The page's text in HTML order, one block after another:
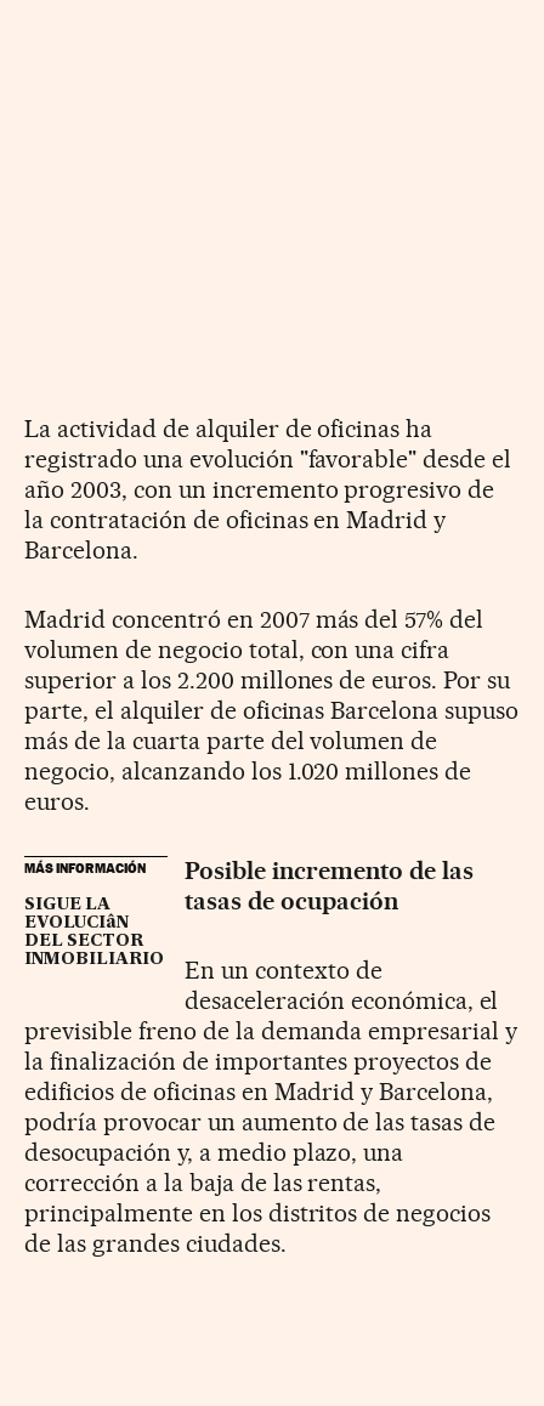
La actividad de alquiler de oficinas ha
registrado una evolución "favorable" desde el
año 2003, con un incremento progresivo de
la contratación de oficinas en Madrid y
Barcelona.
Madrid concentró en 2007 más del 57% del
volumen de negocio total, con una cifra
superior a los 2.200 millones de euros. Por su
parte, el alquiler de oficinas Barcelona supuso
más de la cuarta parte del volumen de
negocio, alcanzando los 1.020 millones de
euros.
MÁS INFORMACIÓN
SIGUE LA
EVOLUCIâN
DEL SECTOR
INMOBILIARIO
Posible incremento de las
tasas de ocupación
En un contexto de
desaceleración económica, el
previsible freno de la demanda empresarial y
la finalización de importantes proyectos de
edificios de oficinas en Madrid y Barcelona,
podría provocar un aumento de las tasas de
desocupación y, a medio plazo, una
corrección a la baja de las rentas,
principalmente en los distritos de negocios
de las grandes ciudades.